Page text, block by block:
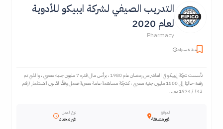
التدريب الصيفي لشركة ايبيكو للأدوية
لعام 2020
Pharmacy
منذ 6 سنوات
تأسست شركة إيبيكو في العاشر من رمضان عام 1980 ، برأس مال قدره 7 مليون جنيه مصري ، والذي تم
رفعه حاليًا إلى 1500 مليون جنيه مصري ، كشركة مساهمة عامة مصرية تعمل وفقًا لقانون الاستثمار (رقم
43) / 1974 تم...
الموقع
غير مصنفة
نوع العمل
غير محدد